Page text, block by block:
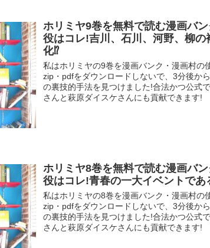
ホリミヤ9巻を無料で読む漫画バ
役はコレ!吉川、石川、河野、柳の
化⁉
私はホリミヤの9巻を漫画バンク・漫画村の
zip・pdfをダウンロードしないで、3分後か
の裏技的手法を見つけました!合法かつ公式
さんと萩原ダイスケさんにも貢献できます!
ホリミヤ8巻を無料で読む漫画バ
役はコレ!青春の一大イベントであ
私はホリミヤの8巻を漫画バンク・漫画村の
zip・pdfをダウンロードしないで、3分後か
の裏技的手法を見つけました!合法かつ公式
さんと萩原ダイスケさんにも貢献できます!